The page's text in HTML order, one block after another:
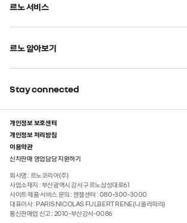
르노 서비스
르노 알아보기
Stay connected
개인정보 보호센터
개인정보 처리방침
이용약관
신차판매 영업담당 지원하기
회사명 : 르노코리아(주)
사업소재지 :부산광역시 강서구 르노삼성대로61
사이트·제품·서비스 문의 : 엔젤센터 : 080-300-3000
대표이사 : PARIS NICOLAS FULBERT RENE(니콜라파리)
통신판매업 신고 : 2010-부산강서-0086